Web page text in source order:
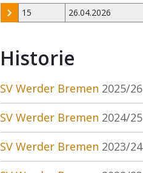
15 26.04.2026
Historie
SV Werder Bremen 2025/26
SV Werder Bremen 2024/25
SV Werder Bremen 2023/24